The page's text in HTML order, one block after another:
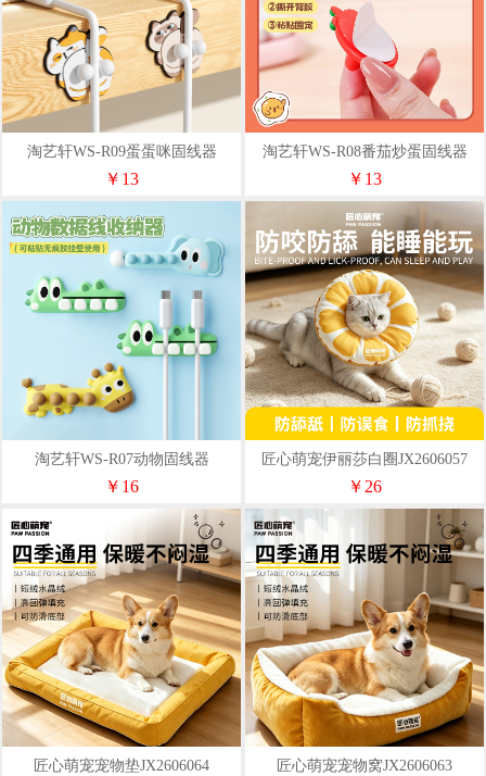
淘艺轩WS-R09蛋蛋咪固线器
￥13
淘艺轩WS-R08番茄炒蛋固线器
￥13
淘艺轩WS-R07动物固线器
￥16
匠心萌宠伊丽莎白圈JX2606057
￥26
匠心萌宠宠物垫JX2606064 匠心萌宠宠物窝JX2606063